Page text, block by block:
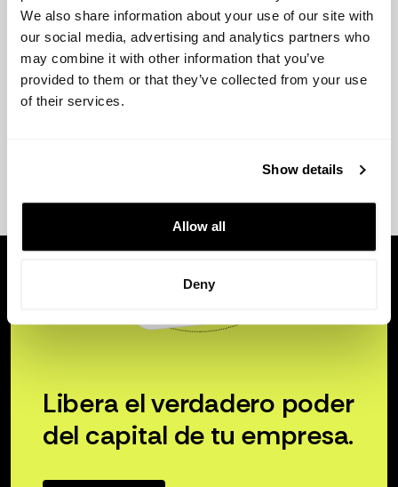
We also share information about your use of our site with
our social media, advertising and analytics partners who
may combine it with other information that you’ve
provided to them or that they’ve collected from your use
of their services.
Show details
Allow all
Deny
Libera el verdadero poder
del capital de tu empresa.